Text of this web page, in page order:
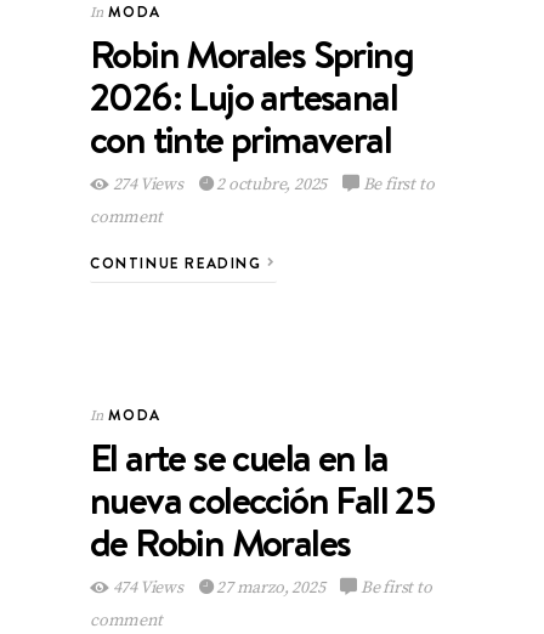
In MODA
Robin Morales Spring
2026: Lujo artesanal
con tinte primaveral
274 Views 2 octubre, 2025
Be first to
comment
CONTINUE READING
In MODA
El arte se cuela en la
nueva colección Fall 25
de Robin Morales
474 Views 27 marzo, 2025
Be first to
comment